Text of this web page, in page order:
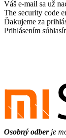
Váš e-mail sa už
The security code
Ďakujeme za
Prihlásením
Osobný odberje